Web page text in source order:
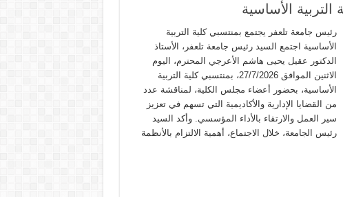
الأساسية
رئيس جامعة تلعفر يجتمع بمنتسبي كلية التربية
الأساسية اجتمع السيد رئيس جامعة تلعفر، الأستاذ
الدكتور عقيل يحيى هاشم الأعرجي المحترم، اليوم
الاثنين الموافق 27/7/2026، بمنتسبي كلية التربية
الأساسية، بحضور أعضاء مجلس الكلية، لمناقشة عدد
من القضايا الإدارية والأكاديمية التي تسهم في تعزيز
سير العمل والارتقاء بالأداء المؤسسي. وأكد السيد
رئيس الجامعة، خلال الاجتماع، أهمية الالتزام بالأنظمة